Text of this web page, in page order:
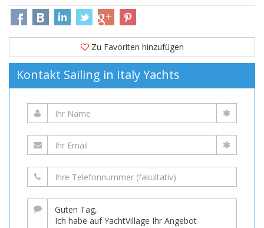
Zu Favoriten hinzufügen
Kontakt Sailing in Italy Yachts